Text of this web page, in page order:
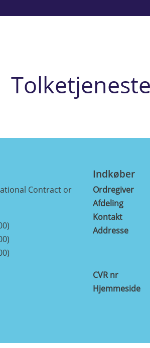
Contract or
Indkøber
Ordregiver
Afdeling
Kontakt
Addresse
CVR nr
Hjemmeside